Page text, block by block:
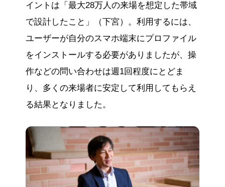
イントは「最大28万人の来場を想定した帯域
で設計したこと」（下宮）。利用するには、
ユーザーが自分のスマホ端末にプロファイル
をインストールする必要がありましたが、操
作などの問い合わせは週1回程度にとどま
り、多くの来場者に安定して利用してもらえ
る結果となりました。